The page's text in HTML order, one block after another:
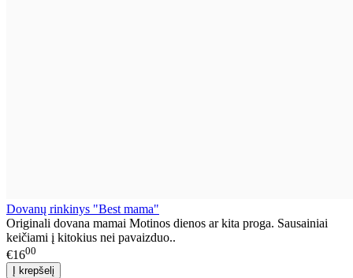
Dovanų rinkinys "Best mama"
Originali dovana mamai Motinos dienos ar kita proga. Sausainiai
keičiami į kitokius nei pavaizduo..
€1600